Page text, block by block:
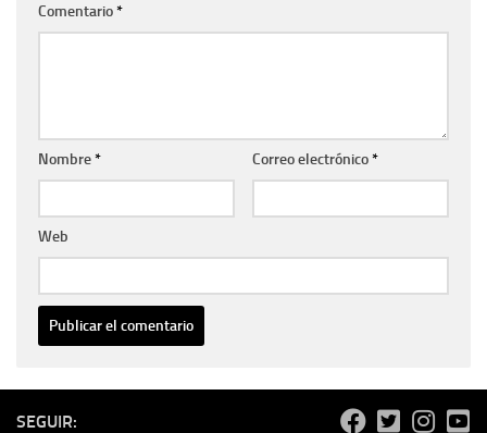
Comentario*
Nombre* Correo electrónico*
Web
SEGUIR: